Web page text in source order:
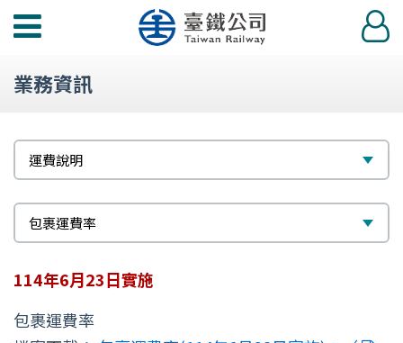
功
選
登
入
業務資訊
題
運費說明
標
題
包裹運費率
114年6月23日實施
包裹運費率